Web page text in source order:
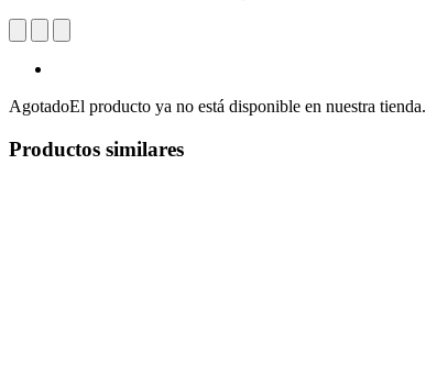
AgotadoEl producto ya no está disponible en nuestra tienda.
Productos similares